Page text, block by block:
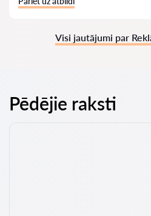
Visi jautājumi par
Pēdējie raksti